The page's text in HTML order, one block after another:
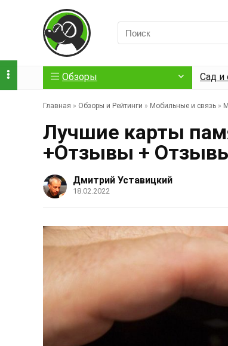
Обзоры Сад и
Главная » Обзоры и Рейтинги » Мобильные и связь »
Лучшие карты
+Отзывы +
Дмитрий Уставицкий
18.02.2022